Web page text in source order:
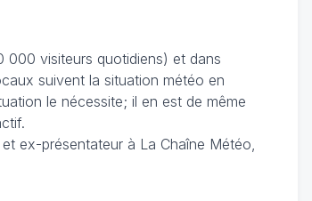
000 visiteurs quotidiens) et dans
suivent la situation météo en
le nécessite; il en est de même
ex-présentateur à La Chaîne Météo,